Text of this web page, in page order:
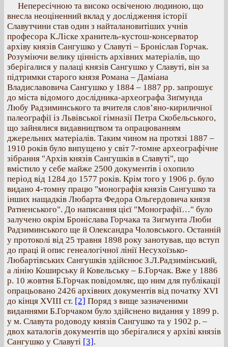
Непересічною та високо освіченою людиною, що
внесла неоціненний вклад у дослідження історії
Славутчини став один з найталановитіших учнів
професора К.Ліске хранитель-кустош-консерватор
архіву князів Сангушко у Славуті – Броніслав Горчак.
Розуміючи велику цінність архівних матеріалів, що
зберігалися у палаці князів Сангушко у Славуті, він за
підтримки старого князя Романа – Даміана
Владиславовича Сангушко у 1884 – 1887 рр. запрошує
до міста відомого дослідника-археографа Зиґмунда
Любу Радзиминського та вчителя слов’яно-кириличної
палеографії із Львівської гімназії Петра Скобельського,
що зайнялися видавництвом та опрацюванням
джерельних матеріалів. Таким чином на протязі 1887 –
1910 років було випущено у світ 7-томне археографічне
зібрання "Архів князів Сангушків в Славуті", що
вмістило у себе майже 2500 документів і охопило
період від 1284 до 1577 років. Крім того у 1906 р. було
видано 4-томну працю "монографія князів Сангушко та
інших нащадків Любарта Федора Ольгердовича князя
Ратненського". До написання цієї "Монографії…" було
залучено окрім Броніслава Горчака та Зигмунта Люби
Радзиминського ще й Олександра Чоловського. Останній
у протоколі від 25 травня 1898 року занотував, що вступ
до праці й опис генеалогічної лінії Несухоїзько-
Любартівських Сангушків здійснює З.Л.Радзимінський,
а лінію Коширську й Ковельську – Б.Горчак. Вже у 1886
р. 10 жовтня Б.Горчак повідомляє, що ним для публікації
опрацьовано 2426 архівних документів від початку ХVI
до кінця XVIII ст. [2] Поряд з вище зазначеними
виданнями Б.Горчаком було здійснено видання у 1899 р.
у м. Славута родоводу князів Сангушко та у 1902 р. –
двох каталогів документів що зберігалися у архіві князів
Сангушко у Славуті [3].